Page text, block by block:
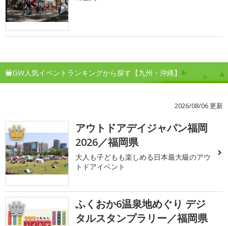
GW人気イベントランキングから探す【九州・沖縄】
2026/08/06 更新
1
アウトドアデイジャパン福岡
2026／福岡県
大人も子どもも楽しめる日本最大級のアウ
トドアイベント
2
ふくおか6温泉地めぐり デジ
タルスタンプラリー／福岡県